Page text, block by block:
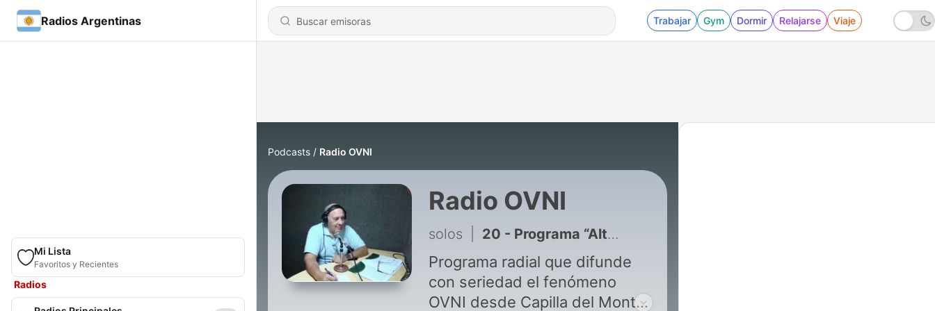
Radios Argentinas Trabajar Gym Dormir Relajarse Viaje
Mi Lista
Favoritos y Recientes
Radios
Podcasts Radio OVNI
Radio OVNI
solos 20 - Programa “Alternativa Extraterrestre” del 02/05/2013 – Gabriela Catanzano
Programa radial que difunde
con seriedad el fenómeno
OVNI desde Capilla del Monte,